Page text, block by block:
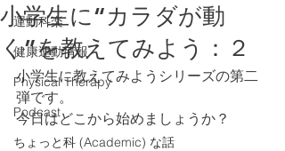
運動科楽
健康運動情報
Physical Therapy
Podcast
ちょっと科 (Academic) な話
小学生に“カラダが動
く”を教えてみよう：２
小学生に教えてみようシリーズの第二
弾です。
今日はどこから始めましょうか？